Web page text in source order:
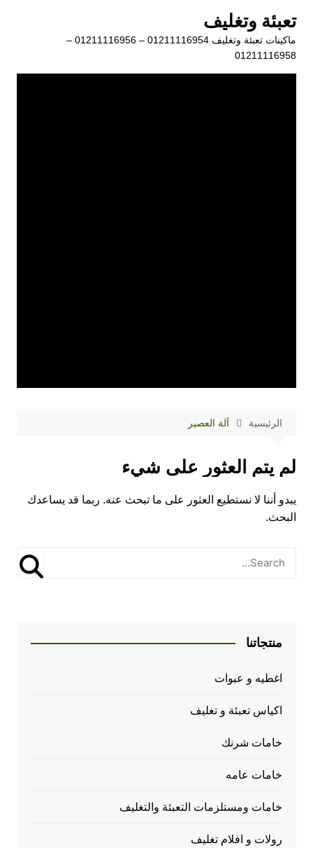
المحتوى
تعبئة وتغليف
ماكينات تعبئة وتغليف 01211116954 – 01211116956 –
01211116958
الرئيسية آلة العصير
لم يتم العثور على شيء
يبدو أننا لا نستطيع العثور على ما تبحث عنه. ربما قد يساعدك
البحث.
منتجاتنا
اغطيه و عبوات
اكياس تعبئة و تغليف
خامات شرنك
خامات عامه
خامات ومستلزمات التعبئة والتغليف
رولات و افلام تغليف